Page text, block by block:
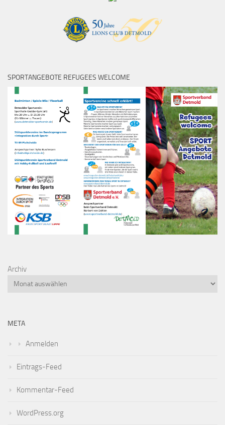
SPORTANGEBOTE REFUGEES WELCOME
Archiv
META
Anmelden
Eintrags-Feed
Kommentar-Feed
WordPress.org